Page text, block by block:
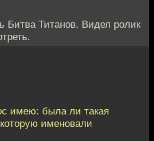
Битва Титанов. Видел ролик
имею: была ли такая
именовали